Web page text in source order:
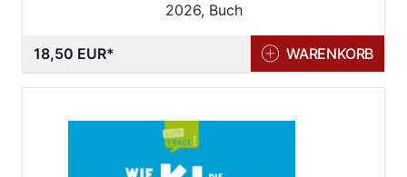
2026, Buch
18,50 EUR WARENKORB